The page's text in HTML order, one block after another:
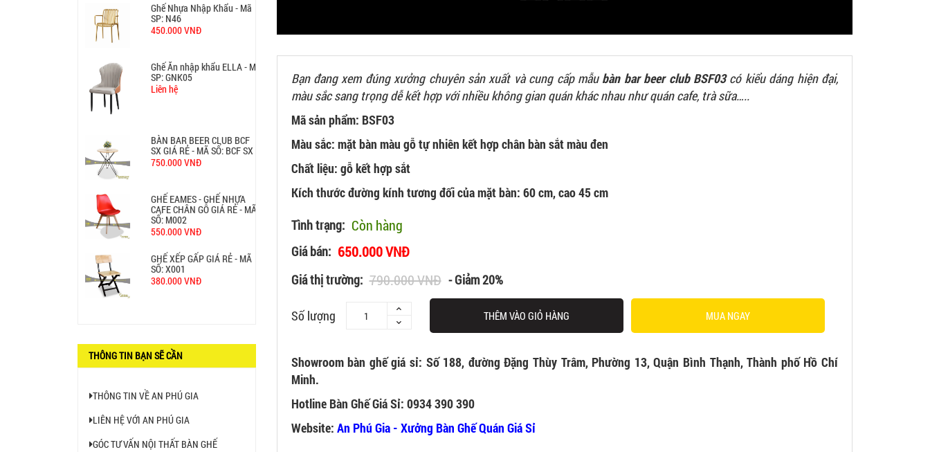
Bạn đang xem đúng xưởng chuyên sản xuất và cung cấp mẫu bàn bar beer club BSF03có kiểu dáng hiện đại,
màu sắc sang trọng dễ kết hợp với nhiều không gian quán khác nhau như quán cafe, trà sữa…..
Mã sản phẩm: BSF03
Màu sắc: mặt bàn màu gỗ tự nhiên kết hợp chân bàn sắt màu đen
Chất liệu: gỗ kết hợp sắt
Kích thước đường kính tương đối của mặt bàn: 60 cm, cao 45 cm
Tình trạng: Còn hàng
Giá bán: 650.000 VNĐ
Giá thị trường: 790.000 VNĐ - Giảm 20%
Số lượng THÊM VÀO GIỎ HÀNG MUA NGAY
Showroom bàn ghế giá sỉ: Số 188, đường Đặng Thùy Trâm, Phường 13, Quận Bình Thạnh, Thành phố Hồ Chí
Minh.
Hotline Bàn Ghế Giá Sỉ: 0934 390 390
Website: An Phú Gia - Xưởng Bàn Ghế Quán Giá Sỉ
Ghế Ăn nhập khẩu ELLA - Mã
SP: GNK05
Liên hệ
BÀN BAR BEER CLUB BCF
SX GIÁ RẺ - MÃ SỐ: BCF SX
GHẾ EAMES - GHẾ NHỰA
CAFE CHÂN GỖ GIÁ RẺ - MÃ
SỐ: M002
GHẾ XẾP GẤP GIÁ RẺ - MÃ
SỐ: X001
380.000 VNĐ
BÀN CAFE BCF01 GIÁ RẺ -
MÃ SỐ: BCF01
650.000 VNĐ
THÔNG TIN BẠN SẼ CẦN
THÔNG TIN VỀ AN PHÚ GIA
LIÊN HỆ VỚI AN PHÚ GIA
GÓC TƯ VẤN NỘI THẤT BÀN GHẾ